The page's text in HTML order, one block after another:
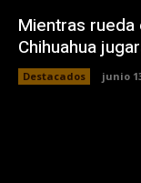
Mientras rueda
Chihuahua
Destacados junio